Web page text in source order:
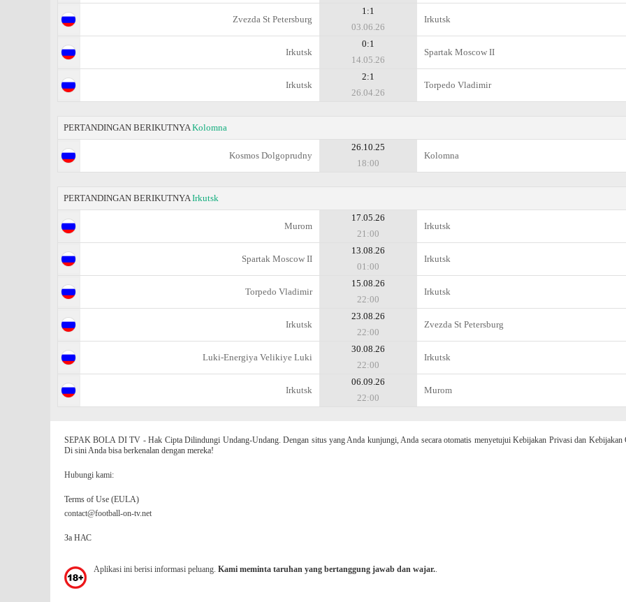
Zvezda St Petersburg
1:1
03.06.26
Irkutsk
Irkutsk
0:1
14.05.26
Spartak Moscow II
Irkutsk
2:1
26.04.26
Torpedo Vladimir
PERTANDINGAN BERIKUTNYAKolomna
Kosmos Dolgoprudny
26.10.25
18:00
Kolomna
PERTANDINGAN BERIKUTNYAIrkutsk
Murom
17.05.26
21:00
Irkutsk
Spartak Moscow II
13.08.26
01:00
Irkutsk
Torpedo Vladimir
15.08.26
22:00
Irkutsk
Irkutsk
23.08.26
22:00
Zvezda St Petersburg
Luki-Energiya Velikiye Luki
30.08.26
22:00
Irkutsk
Irkutsk
06.09.26
22:00
Murom
SEPAK BOLA DI TV - Hak Cipta Dilindungi Undang-Undang. Dengan situs yang Anda kunjungi, Anda secara otomatis menyetujui Kebijakan Privasi dan Kebijakan
Di sini Anda bisa berkenalan dengan mereka!
Hubungi kami:
Terms of Use (EULA)
contact@football-on-tv.net
За НАС
Aplikasi ini berisi informasi peluang. Kami meminta taruhan yang bertanggung jawab dan wajar..